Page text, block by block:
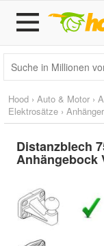
Hood › Auto & Motor ›
Elektrosätze ›
Distanzblech
Anhängebock